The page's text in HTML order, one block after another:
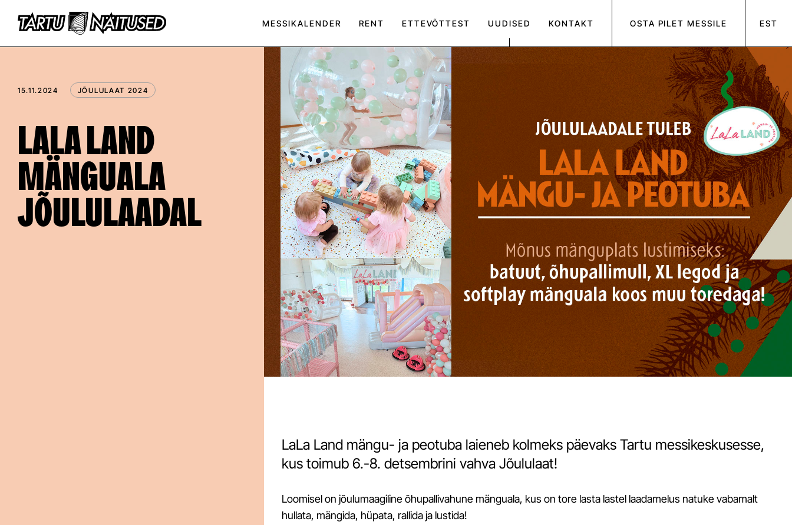
MESSIKALENDER RENT ETTEVÕTTEST UUDISED KONTAKT OSTA PILET MESSILE EST
15.11.2024 JÕULULAAT 2024
LALA LAND
MÄNGUALA
JÕULULAADAL
LaLa Land mängu- ja peotuba laieneb kolmeks päevaks Tartu messikeskusesse,
kus toimub 6.-8. detsembrini vahva Jõululaat!
Loomisel on jõulumaagiline õhupallivahune mänguala, kus on tore lasta lastel laadamelus natuke vabamalt
hullata, mängida, hüpata, rallida ja lustida!